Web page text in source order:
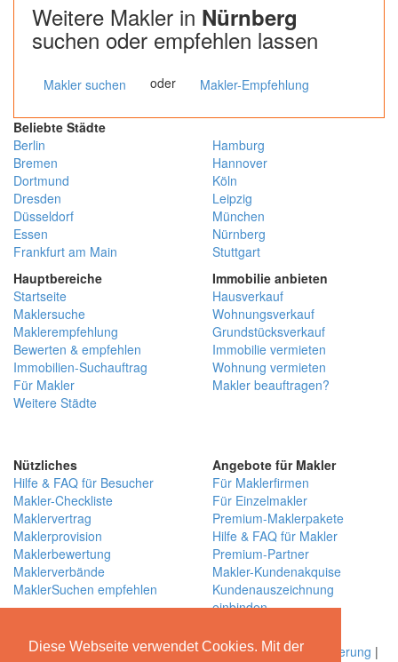
Diese Webseite verwendet Cookies. Mit der
Weitere Makler in Nürnberg
suchen oder empfehlen lassen
Makler suchen oder Makler-Empfehlung
Beliebte Städte
Berlin
Bremen
Dortmund
Dresden
Düsseldorf
Essen
Frankfurt am Main
Hamburg
Hannover
Köln
Leipzig
München
Nürnberg
Stuttgart
Hauptbereiche
Startseite
Maklersuche
Maklerempfehlung
Bewerten & empfehlen
Immobilien-Suchauftrag
Für Makler
Weitere Städte
Immobilie anbieten
Hausverkauf
Wohnungsverkauf
Grundstücksverkauf
Immobilie vermieten
Wohnung vermieten
Makler beauftragen?
Nützliches
Hilfe & FAQ für Besucher
Makler-Checkliste
Maklervertrag
Maklerprovision
Maklerbewertung
Maklerverbände
MaklerSuchen empfehlen
Angebote für Makler
Für Maklerfirmen
Für Einzelmakler
Premium-Maklerpakete
Hilfe & FAQ für Makler
Premium-Partner
Makler-Kundenakquise
Kundenauszeichnung
einbinden
Über uns|Blog|Kontakt| Partner|Presse|Qualitätssicherung |